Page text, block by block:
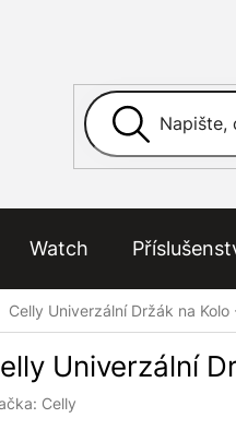
Watch
Celly Univerzální Držák na Kolo
Univerzální
Celly